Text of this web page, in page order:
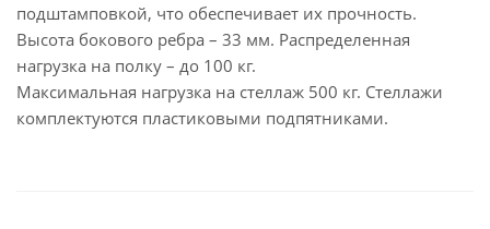
подштамповкой, что обеспечивает их прочность.
Высота бокового ребра – 33 мм. Распределенная
нагрузка на полку – до 100 кг.
Максимальная нагрузка на стеллаж 500 кг. Стеллажи
комплектуются пластиковыми подпятниками.